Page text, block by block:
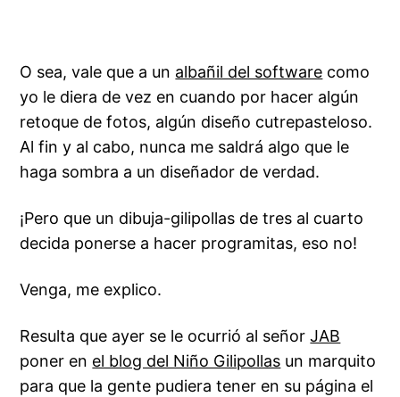
O sea, vale que a un albañil del software como
yo le diera de vez en cuando por hacer algún
retoque de fotos, algún diseño cutrepasteloso.
Al fin y al cabo, nunca me saldrá algo que le
haga sombra a un diseñador de verdad.
¡Pero que un dibuja-gilipollas de tres al cuarto
decida ponerse a hacer programitas, eso no!
Venga, me explico.
Resulta que ayer se le ocurrió al señorJAB
poner en el blog del Niño Gilipollas un marquito
para que la gente pudiera tener en su página el